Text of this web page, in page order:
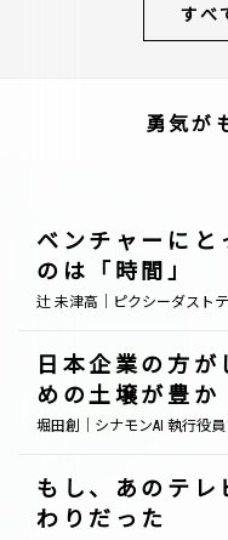
すべ
勇気が
ベンチャーにと
のは「時間」
辻 未津高｜ピクシーダスト
日本企業の方が
めの土壌が豊か
堀田創｜シナモンAI 執行役
もし、あのテレ
わりだった